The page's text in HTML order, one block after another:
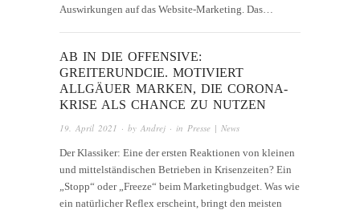
Auswirkungen auf das Website-Marketing. Das…
AB IN DIE OFFENSIVE:
GREITERUNDCIE. MOTIVIERT
ALLGÄUER MARKEN, DIE CORONA-
KRISE ALS CHANCE ZU NUTZEN
19. April 2021 · by Andrej · in Presse | News
Der Klassiker: Eine der ersten Reaktionen von kleinen
und mittelständischen Betrieben in Krisenzeiten? Ein
„Stopp“ oder „Freeze“ beim Marketingbudget. Was wie
ein natürlicher Reflex erscheint, bringt den meisten